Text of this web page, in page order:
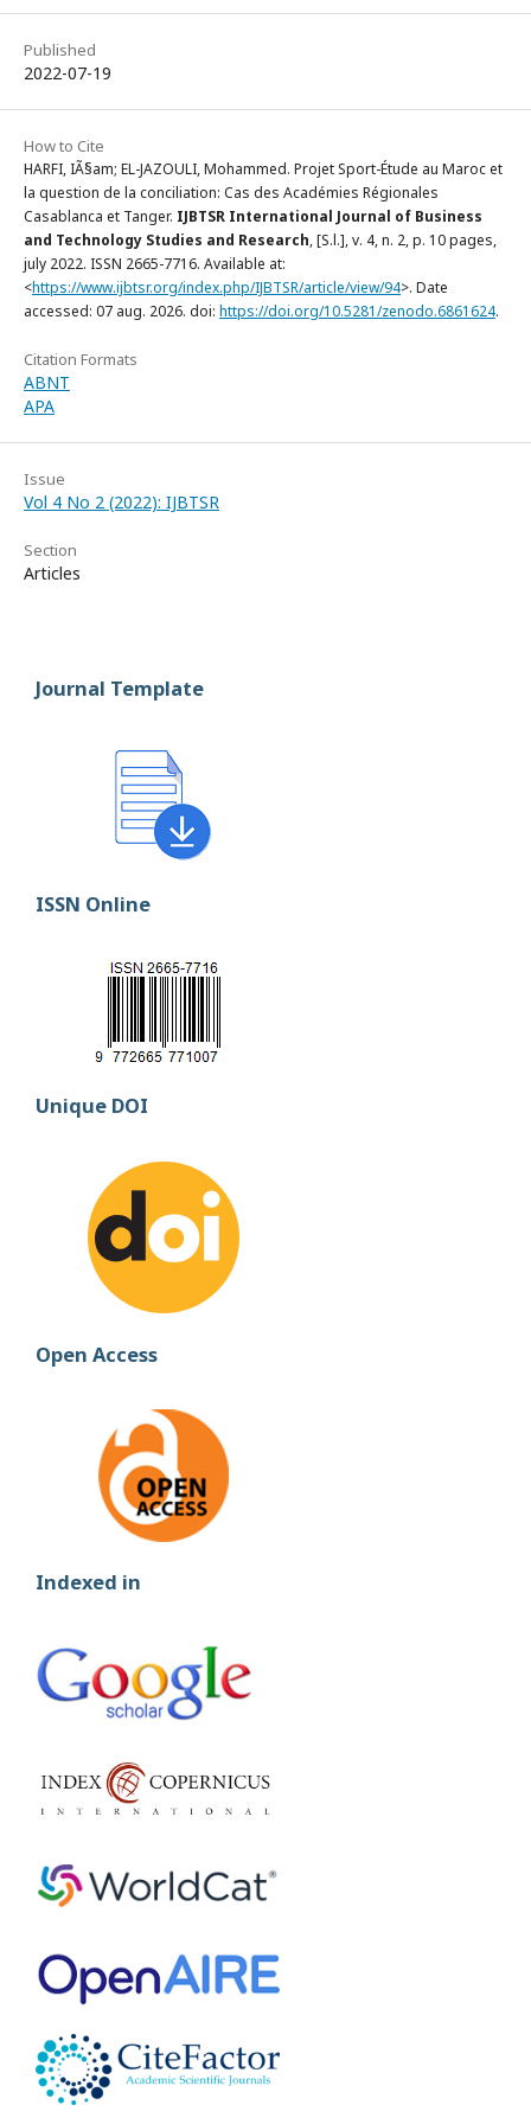
Published
2022-07-19
How to Cite
HARFI, IÃ§am; EL-JAZOULI, Mohammed. Projet Sport-Étude au Maroc et
la question de la conciliation: Cas des Académies Régionales
Casablanca et Tanger. IJBTSR International Journal of Business
and Technology Studies and Research, [S.l.], v. 4, n. 2, p. 10 pages,
july 2022. ISSN 2665-7716. Available at:
<https://www.ijbtsr.org/index.php/IJBTSR/article/view/94>. Date
accessed: 07 aug. 2026. doi: https://doi.org/10.5281/zenodo.6861624.
Citation Formats
ABNT
APA
Issue
Vol 4 No 2 (2022): IJBTSR
Section
Articles
Journal Template
ISSN Online
Unique DOI
Open Access
Indexed in